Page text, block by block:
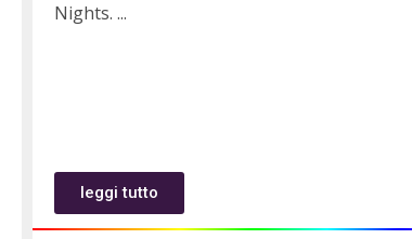
Nights.
leggi tutto